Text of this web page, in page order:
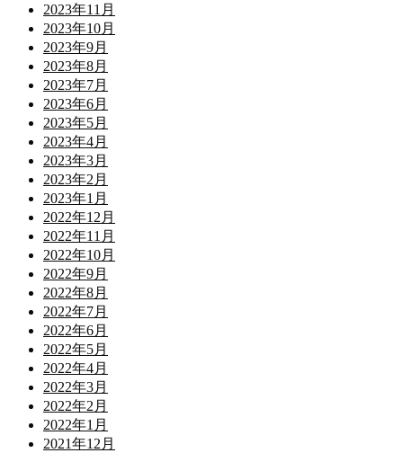
2023年11月
2023年10月
2023年9月
2023年8月
2023年7月
2023年6月
2023年5月
2023年4月
2023年3月
2023年2月
2023年1月
2022年12月
2022年11月
2022年10月
2022年9月
2022年8月
2022年7月
2022年6月
2022年5月
2022年4月
2022年3月
2022年2月
2022年1月
2021年12月